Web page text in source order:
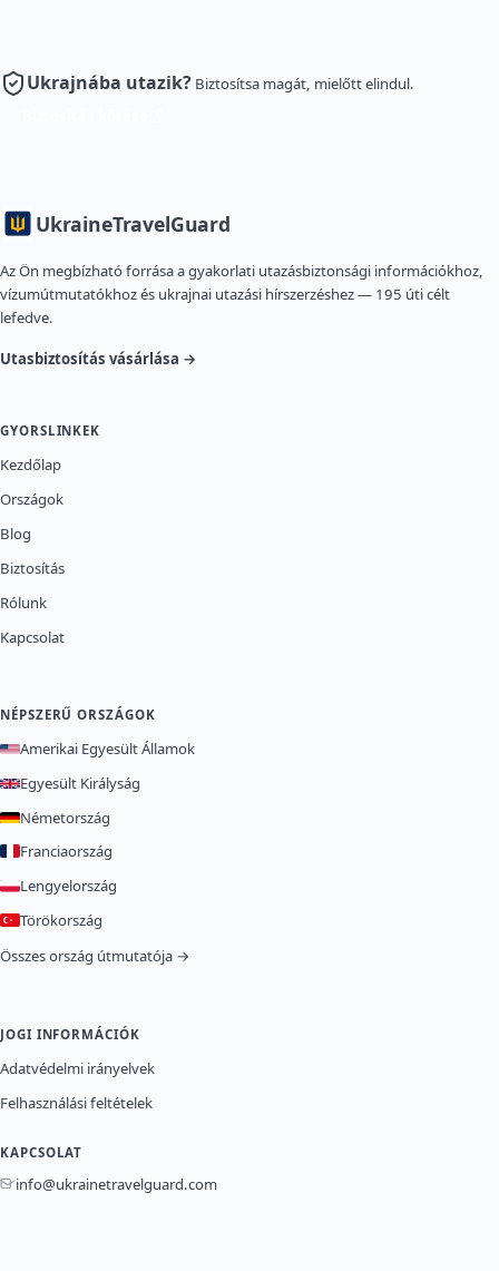
Ukrajnába utazik? Biztosítsa magát, mielőtt elindul.
UkraineTravelGuard
Az Ön megbízható forrása a gyakorlati utazásbiztonsági információkhoz,
vízumútmutatókhoz és ukrajnai utazási hírszerzéshez — 195 úti célt
lefedve.
Utasbiztosítás vásárlása →
GYORSLINKEK
Kezdőlap
Országok
Blog
Biztosítás
Rólunk
Kapcsolat
NÉPSZERŰ ORSZÁGOK
Amerikai Egyesült Államok
Egyesült Királyság
Németország
Franciaország
Lengyelország
Törökország
Összes ország útmutatója →
JOGI INFORMÁCIÓK
Adatvédelmi irányelvek
Felhasználási feltételek
KAPCSOLAT
info@ukrainetravelguard.com